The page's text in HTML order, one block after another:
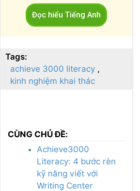
Đọc hiểu Tiếng Anh
Tags:
achieve 3000 literacy
kinh nghiệm khai thác
CÙNG CHỦ ĐỀ:
Achieve3000
Literacy: 4 bước rèn
kỹ năng viết với
Writing Center